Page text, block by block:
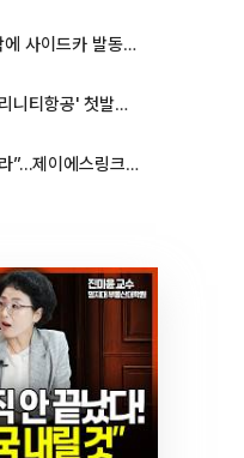
코스피, 장중 5%대 급락에 사이드카 발동…삼성·SK 동반 폭락
티웨이항공, 새 이름 '트리니티항공' 첫발…SSC 전략 본격화
트럼프 “자석 사업을 하라”…제이에스링크, 비중국 영구자석 공급망 구축 속도